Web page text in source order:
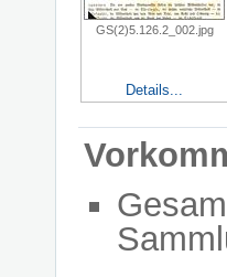
GS(2)5.126.2_002.jpg
Details...